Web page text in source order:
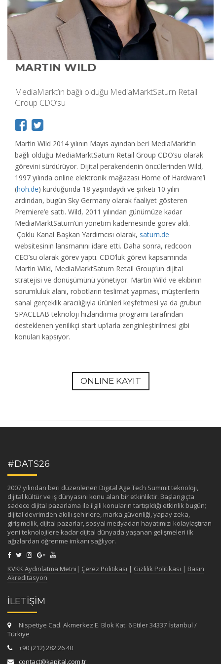
MARTIN WILD
MediaMarkt’ın bağlı olduğu MediaMarktSaturn Retail
Group CDO’su
Martin Wild 2014 yılının Mayıs ayından beri MediaMarkt’ın
bağlı olduğu MediaMarktSaturn Retail Group CDO’su olarak
görevini sürdürüyor. Dijital perakendenin öncülerinden Wild,
1997 yılında online elektronik mağazası Home of Hardware’i
(hoh.de) kurduğunda 18 yaşındaydı ve şirketi 10 yılın
ardından, bugün Sky Germany olarak faaliyet gösteren
Premiere’e sattı. Wild, 2011 yılından günümüze kadar
MediaMarktSaturn’ün yönetim kademesinde görev aldı.
Çoklu Kanal Başkan Yardımcısı olarak, saturn.de
websitesinin lansmanını idare etti. Daha sonra, redcoon
CEO’su olarak görev yaptı. CDO’luk görevi kapsamında
Martin Wild, MediaMarktSaturn Retail Group’un dijital
stratejisi ve dönüşümünü yönetiyor. Martin Wild ve ekibinin
sorumluluk alanı, robotların teslimat yapması, müşterilerin
sanal gerçeklik aracılığıyla ürünleri keşfetmesi ya da grubun
SPACELAB teknoloji hızlandırma programı tarafından
desteklenen yenilikçi start up’larla zenginleştirilmesi gibi
konuları kapsıyor.
ONLINE KAYIT
#DATS26
2007 yılından beri düzenlenen Digital Age Tech Summit teknoloji,
dijital kültür ve iş dünyasını konu alan bir etkinliktir. Başlangıçta
sadece dijital pazarlama ile ilgili konuların tartışıldığı etkinlik bugün;
dijital devrimden akıllı şehirlere, marka güvenliği, yapay zeka,
girişimcilik, dijital pazarlar, sosyal medyadan hayatımızı kolaylaştıran
yeni teknolojilere kadar dijital dünyada yaşanan gelişmeleri ilk
ağızlardan öğrenme imkanı sağlıyor.
KVKK Aydınlatma Metni | Çerez Politikası | Gizlilik Politikası | Basın
Akreditasyon
İLETİŞİM
Nispetiye Cad. Akmerkez E. Blok Kat: 6 Etiler 34337 İstanbul /
Türkiye
+90 (212) 282 26 40
contact@kapital.com.tr